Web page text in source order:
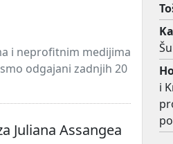
i neprofitnim medijima
odgajani zadnjih 20
Juliana Assangea
i